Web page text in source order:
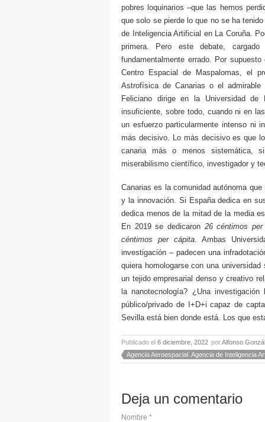
pobres loquinarios –que las hemos
que solo se pierde lo que no se ha
de Inteligencia Artificial en La Coruña.
primera. Pero este debate,
fundamentalmente errado. Por
Centro Espacial de Maspalomas, el
Astrofísica de Canarias o el
Feliciano dirige en la Universidad
insuficiente, sobre todo, cuando ni en
un esfuerzo particularmente intenso ni
más decisivo. Lo más decisivo es que
canaria más o menos sistemática,
miserabilismo científico, investigador y
Canarias es la comunidad autónoma
y la innovación. Si España dedica en
dedica menos de la mitad de la media
En 2019 se dedicaron 26 céntimos per
céntimos per cápita. Ambas
investigación – padecen una
quiera homologarse con una
un tejido empresarial denso y creativo
la nanotecnología? ¿Una
público/privado de I+D+i capaz de
Sevilla está bien donde está. Los que
Publicado el 6 diciembre, 2022 porAlfonso
Agencia Aeroespacial. Agencia de Inteligencia
Deja un comentario
Nombre *